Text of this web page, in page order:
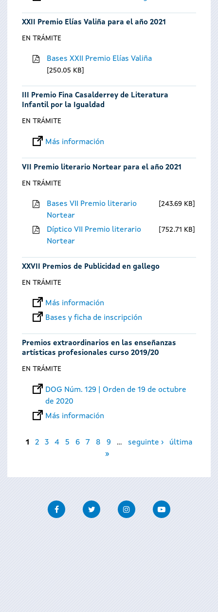
XXII Premio Elías Valiña para el año 2021
EN TRÁMITE
Bases XXII Premio Elías Valiña
250.05 KB
III Premio Fina Casalderrey de Literatura
Infantil por la Igualdad
EN TRÁMITE
Más información
VII Premio literario Nortear para el año 2021
EN TRÁMITE
Bases VII Premio literario
Nortear
243.69 KB
Díptico VII Premio literario
Nortear
752.71 KB
XXVII Premios de Publicidad en gallego
EN TRÁMITE
Más información
Bases y ficha de inscripción
Premios extraordinarios en las enseñanzas
artísticas profesionales curso 2019/20
EN TRÁMITE
DOG Núm. 129 | Orden de 19 de octubre
de 2020
Más información
Páginas
1 2 3 4 5 6 7 8 9 … seguinte ›
última
»
FacebookTwitter InstagramYoutube